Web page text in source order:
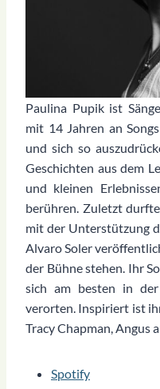
Paulina Pupik ist
mit 14 Jahren an
und sich so
Geschichten aus dem
und kleinen
berühren. Zuletzt
mit der Unterstützung
Alvaro Soler
der Bühne stehen. Ihr
sich am besten in
verorten. Inspiriert ist
Tracy Chapman, Angus
Spotify